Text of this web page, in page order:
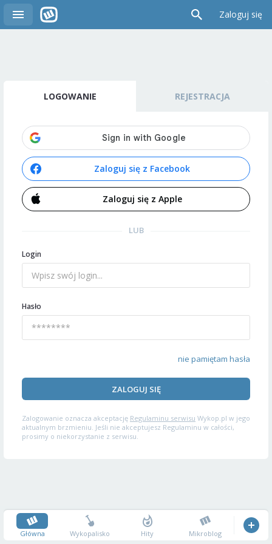
Zaloguj się
LOGOWANIE REJESTRACJA
Zaloguj się z Facebook
Zaloguj się z Apple
LUB
Login
Hasło
nie pamiętam hasła
ZALOGUJ SIĘ
Zalogowanie oznacza akceptację Regulaminu serwisu Wykop.pl w jego
aktualnym brzmieniu. Jeśli nie akceptujesz Regulaminu w całości,
prosimy o niekorzystanie z serwisu.
Główna Wykopalisko Hity Mikroblog